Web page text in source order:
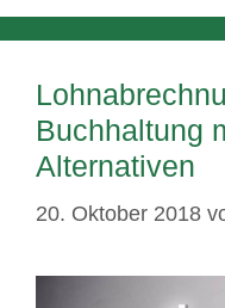
Buchhaltung
Alternativen
20. Oktober 2018